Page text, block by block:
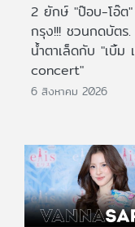
2 ยักษ์ "ป๊อบ-โอ๊ต
กรุง!!! ชวนกดบัตร.
น้ำตาเล็ดกับ "เบิ้ม
concert"
6 สิงหาคม 2026